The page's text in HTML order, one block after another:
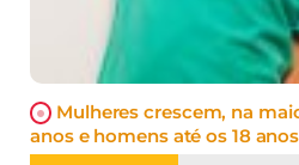
Mulheres crescem, na
anos e homens até os 18 anos